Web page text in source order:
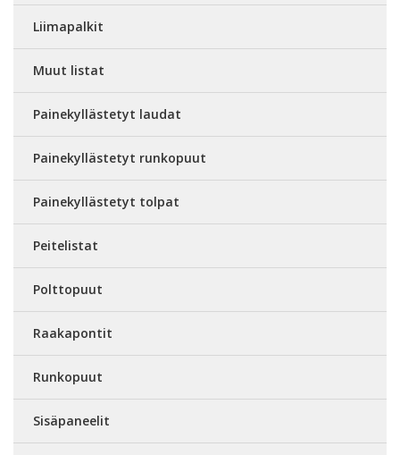
Liimapalkit
Muut listat
Painekyllästetyt laudat
Painekyllästetyt runkopuut
Painekyllästetyt tolpat
Peitelistat
Polttopuut
Raakapontit
Runkopuut
Sisäpaneelit